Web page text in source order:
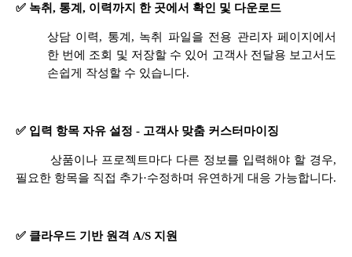
✅ 녹취, 통계, 이력까지 한 곳에서 확인 및 다운로드
상담 이력, 통계, 녹취 파일을 전용 관리자 페이지에서
한 번에 조회 및 저장할 수 있어 고객사 전달용 보고서도
손쉽게 작성할 수 있습니다.
✅ 입력 항목 자유 설정 - 고객사 맞춤 커스터마이징
상품이나 프로젝트마다 다른 정보를 입력해야 할 경우,
필요한 항목을 직접 추가·수정하며 유연하게 대응 가능합니다.
✅ 클라우드 기반 원격 A/S 지원